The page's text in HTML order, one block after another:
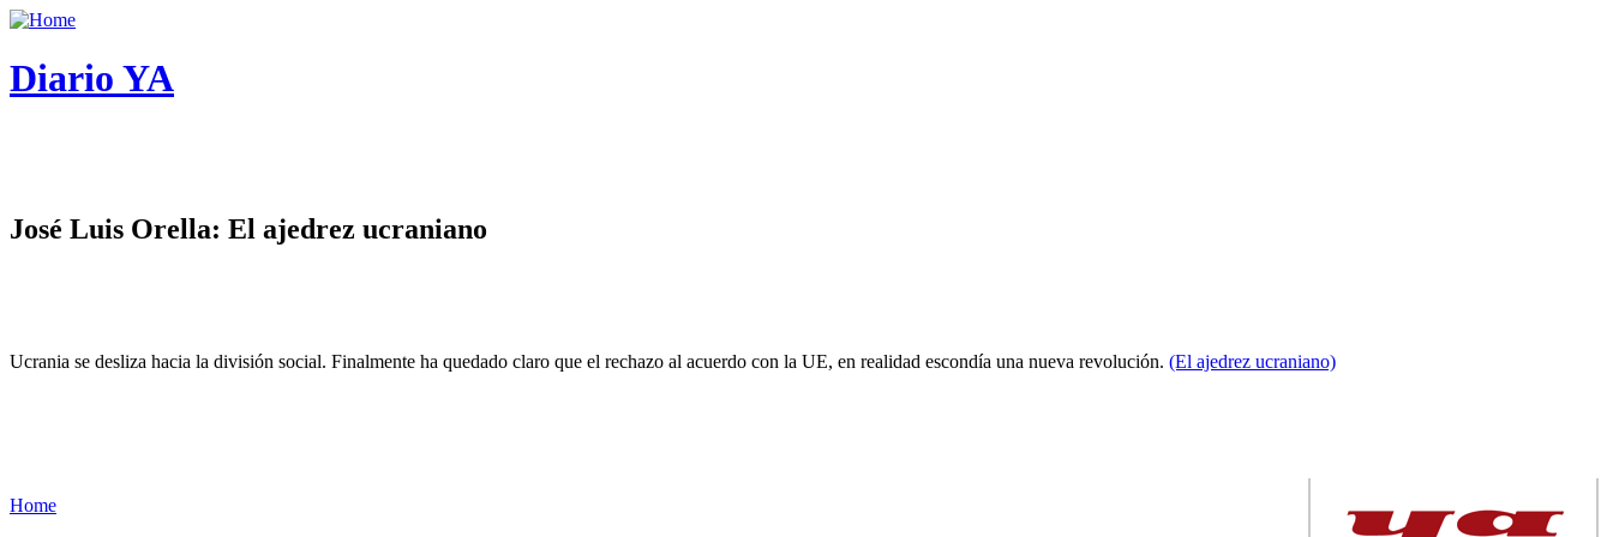
Diario YA
José Luis Orella: El ajedrez ucraniano
Ucrania se desliza hacia la división social. Finalmente ha quedado claro que el rechazo al acuerdo con la UE, en realidad escondía una nueva revolución. (El ajedrez ucraniano)
Home